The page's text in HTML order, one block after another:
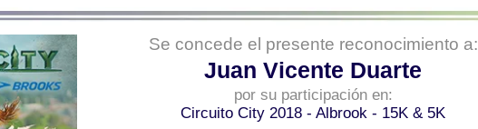
Se concede el presente reconocimiento a:
Juan Vicente Duarte
por su participación en:
Circuito City 2018 - Albrook - 15K & 5K